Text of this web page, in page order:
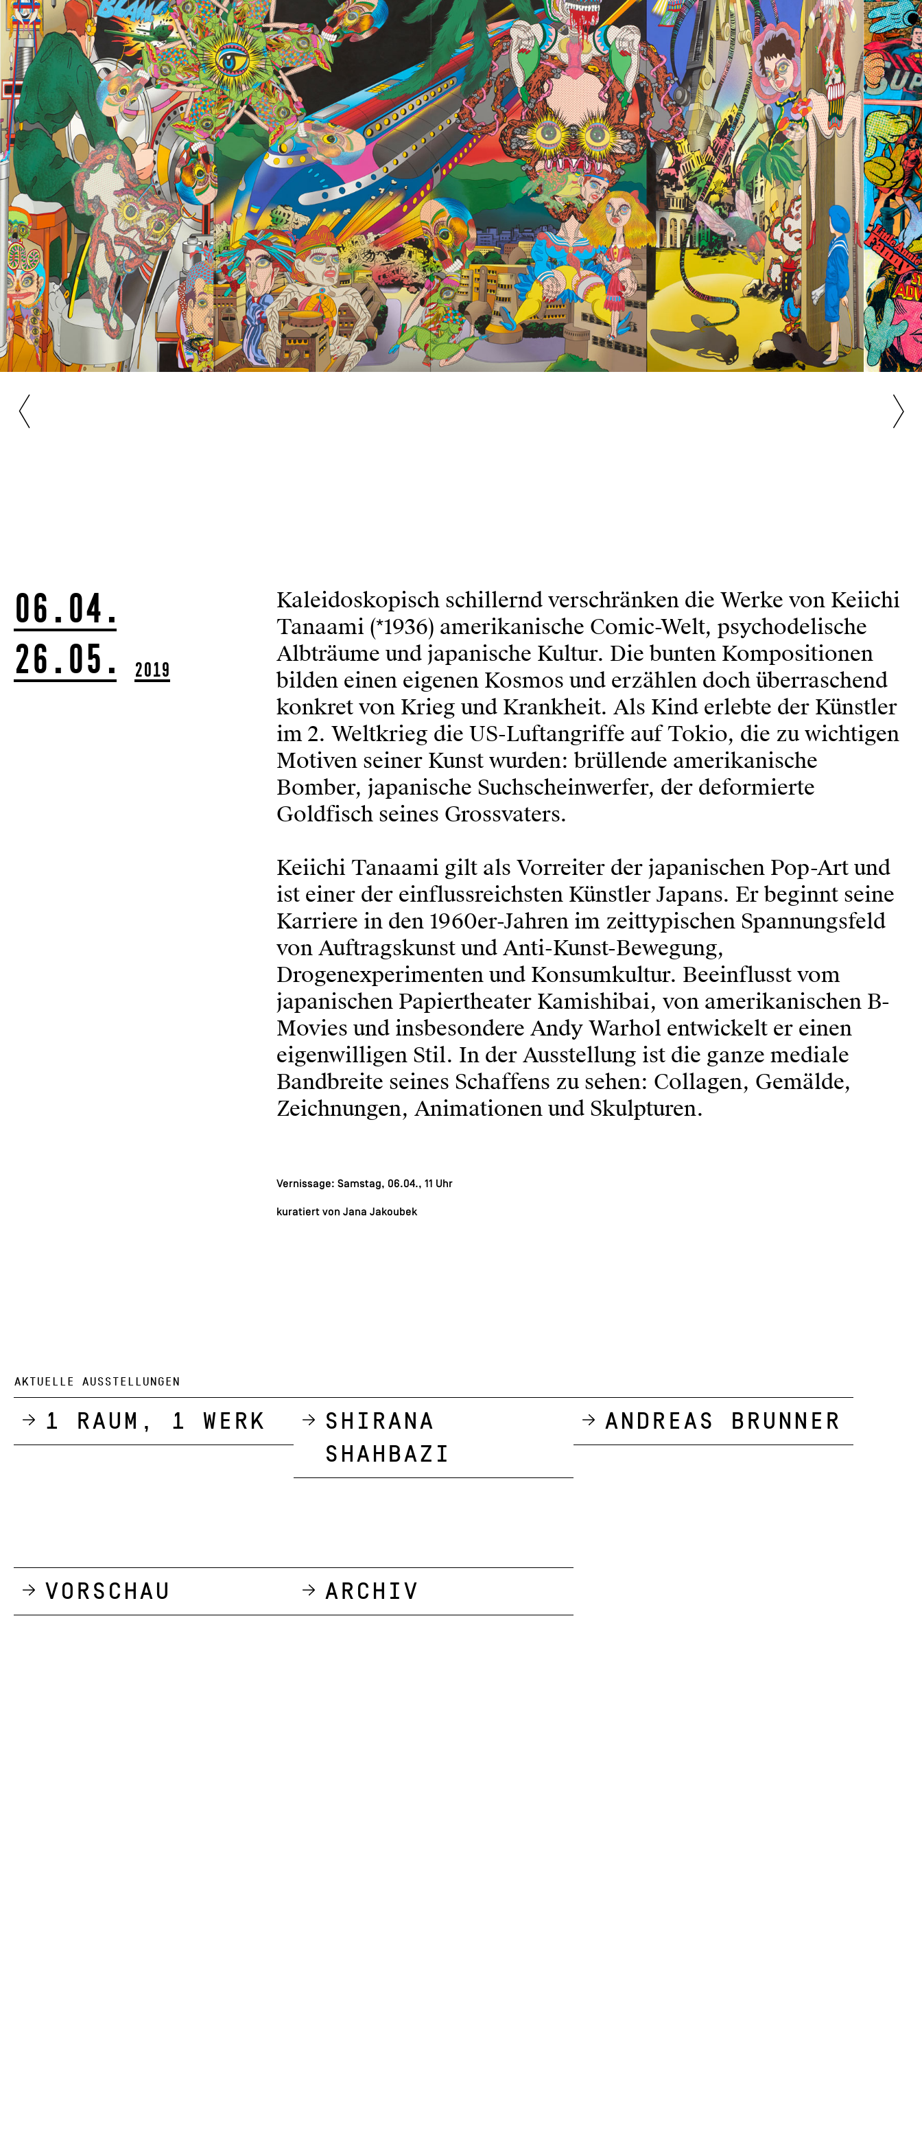
06.04.
26.05.
2019
Kaleidoskopisch schillernd verschränken die Werke von Keiichi
Tanaami (*1936) amerikanische Comic-Welt, psychodelische
Albträume und japanische Kultur. Die bunten Kompositionen
bilden einen eigenen Kosmos und erzählen doch überraschend
konkret von Krieg und Krankheit. Als Kind erlebte der Künstler
im 2. Weltkrieg die US-Luftangriffe auf Tokio, die zu wichtigen
Motiven seiner Kunst wurden: brüllende amerikanische
Bomber, japanische Suchscheinwerfer, der deformierte
Goldfisch seines Grossvaters.
Keiichi Tanaami gilt als Vorreiter der japanischen Pop-Art und
ist einer der einflussreichsten Künstler Japans. Er beginnt seine
Karriere in den 1960er-Jahren im zeittypischen Spannungsfeld
von Auftragskunst und Anti-Kunst-Bewegung,
Drogenexperimenten und Konsumkultur. Beeinflusst vom
japanischen Papiertheater Kamishibai, von amerikanischen B-
Movies und insbesondere Andy Warhol entwickelt er einen
eigenwilligen Stil. In der Ausstellung ist die ganze mediale
Bandbreite seines Schaffens zu sehen: Collagen, Gemälde,
Zeichnungen, Animationen und Skulpturen.
Vernissage: Samstag, 06.04., 11 Uhr
kuratiert von Jana Jakoubek
AKTUELLE AUSSTELLUNGEN
1 Raum, 1 Werk
Shirana
Shahbazi
Andreas Brunner
Vorschau Archiv